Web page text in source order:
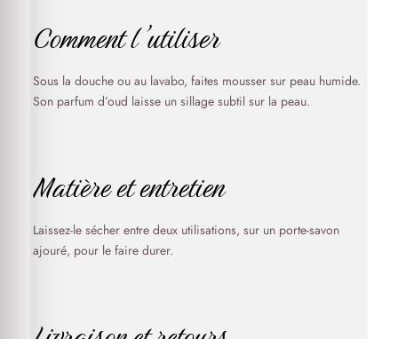
L’Oud, trésor de l’Orient :L’Oud est considéré comme
essence rare et mystérieuse transforme votre routine de
soin en véritable rituel de luxe oriental.
Comment l’utiliser
Sous la douche ou au lavabo, faites mousser sur peau humide.
Son parfum d’oud laisse un sillage subtil sur la peau.
Matière et entretien
Laissez-le sécher entre deux utilisations, sur un porte-savon
ajouré, pour le faire durer.